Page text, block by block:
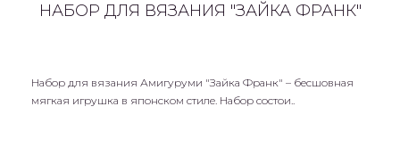
НАБОР ДЛЯ ВЯЗАНИЯ "ЗАЙКА ФРАНК"
Набор для вязания Амигуруми "Зайка Франк" – бесшовная
мягкая игрушка в японском стиле. Набор состои..